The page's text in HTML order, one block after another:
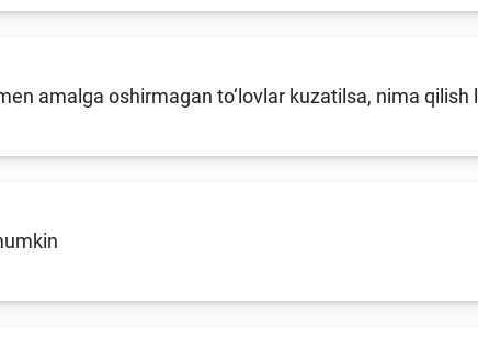
amalga oshirmagan to‘lovlar kuzatilsa, nima qilish